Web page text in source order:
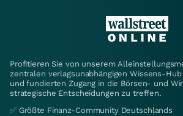
Profitieren Sie von unserem
zentralen verlagsunabhängigen Wissens-
und fundierten Zugang in die Börsen- und
strategische Entscheidungen zu treffen.
✅ Größte Finanz-Community Deutschlands